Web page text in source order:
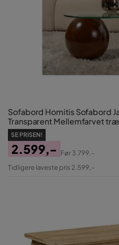
Sofabord Homitis Sofabord
Transparent Mellemfarvet
SE PRISEN!
Pris
2.599,-
Original
Før3.799,-
Tidligere laveste pris 2.599,-